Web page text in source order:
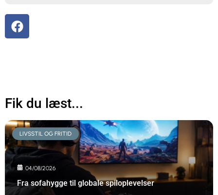
Fik du læst...
LIVSSTIL OG FRITID
04/08/2026
Fra sofahygge til globale spiloplevelser